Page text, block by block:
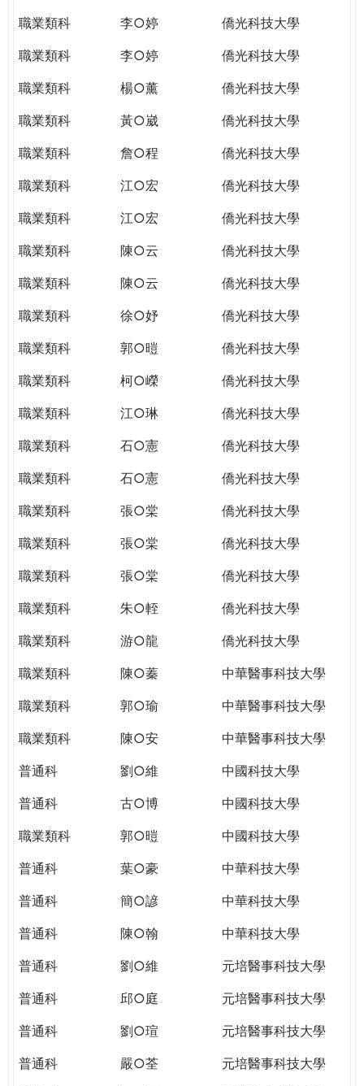
職業類科
李○婷
僑光科技大學
職業類科
李○婷
僑光科技大學
職業類科
楊○薰
僑光科技大學
職業類科
黃○崴
僑光科技大學
職業類科
詹○程
僑光科技大學
職業類科
江○宏
僑光科技大學
職業類科
江○宏
僑光科技大學
職業類科
陳○云
僑光科技大學
職業類科
陳○云
僑光科技大學
職業類科
徐○妤
僑光科技大學
職業類科
郭○暟
僑光科技大學
職業類科
柯○嶸
僑光科技大學
職業類科
江○琳
僑光科技大學
職業類科
石○憲
僑光科技大學
職業類科
石○憲
僑光科技大學
職業類科
張○棠
僑光科技大學
職業類科
張○棠
僑光科技大學
職業類科
張○棠
僑光科技大學
職業類科
朱○輊
僑光科技大學
職業類科
游○龍
僑光科技大學
職業類科
陳○蓁
中華醫事科技大學
職業類科
郭○瑜
中華醫事科技大學
職業類科
陳○安
中華醫事科技大學
普通科
劉○維
中國科技大學
普通科
古○博
中國科技大學
職業類科
郭○暟
中國科技大學
普通科
葉○豪
中華科技大學
普通科
簡○諺
中華科技大學
普通科
陳○翰
中華科技大學
普通科
劉○維
元培醫事科技大學
普通科
邱○庭
元培醫事科技大學
普通科
劉○瑄
元培醫事科技大學
普通科
嚴○荃
元培醫事科技大學